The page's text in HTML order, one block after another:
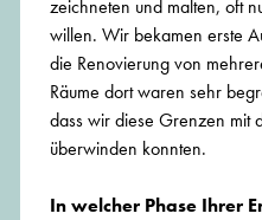
zeichneten und malten, oft
willen. Wir bekamen erste
die Renovierung von
Räume dort waren sehr
dass wir diese Grenzen mit
überwinden konnten.
In welcher Phase Ihrer